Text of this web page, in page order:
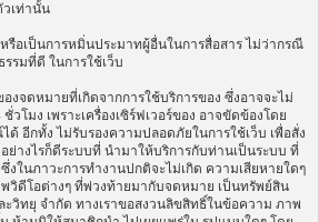
วเท่านั้น
อเป็นการหมิ่นประมาทผู้อื่นในการสื่อสาร ไม่ว่ากรณี
รมที่ดี ในการใช้เว็บ
งจดหมายที่เกิดจากการใช้บริการของ ซึ่งอาจจะไม่
วโมง เพราะเครื่องเซิร์ฟเวอร์ของ อาจขัดข้องโดย
อีกทั้ง ไม่รับรองความปลอดภัยในการใช้เว็บ เพื่อสั่ง
ย่างไรก็ดีระบบที่ นำมาให้บริการกับท่านเป็นระบบ ที่
ในภาวะการทำงานปกติจะไม่เกิด ความเสียหายใดๆ
วิดีโอต่างๆ ที่พ่วงท้ายมากับจดหมาย เป็นทรัพย์สิน
วิทยุ จำกัด ทางเราขอสงวนลิขสิทธิ์ในข้อความ ภาพ